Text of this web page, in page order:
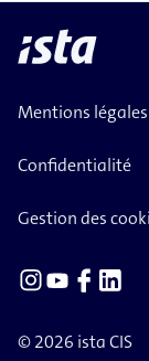
Mentions
Confidentialité
Gestion des
© 2026 ista CIS